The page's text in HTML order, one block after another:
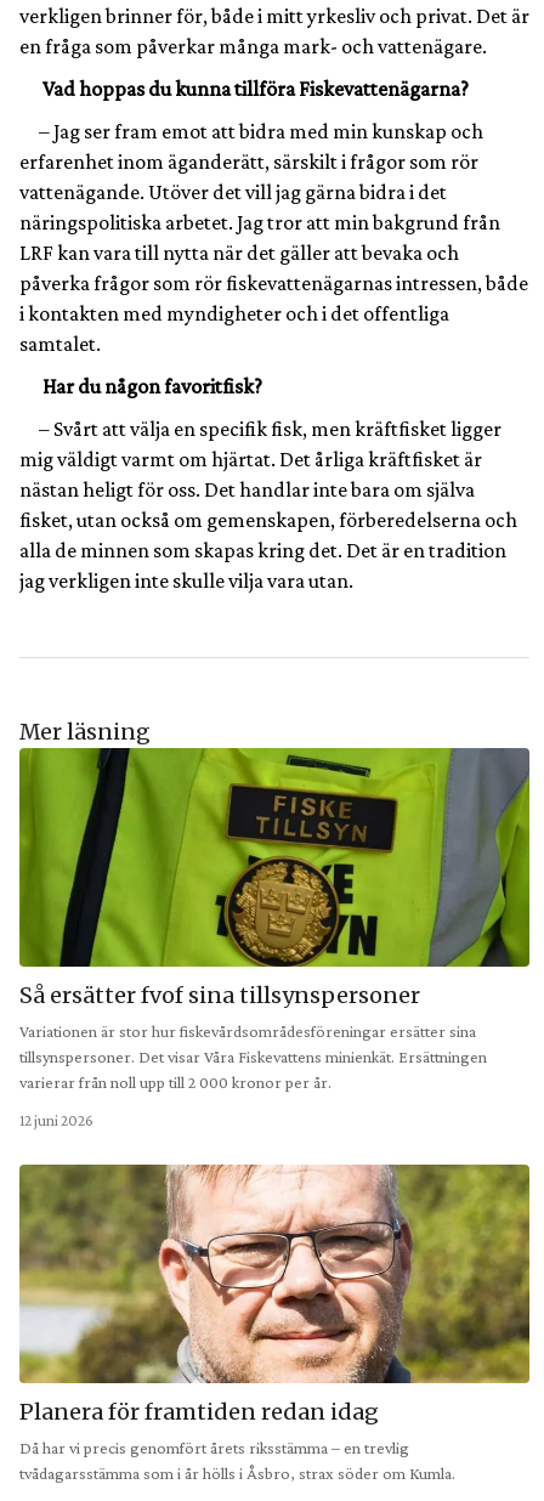
verkligen brinner för, både i mitt yrkesliv och privat. Det är
en fråga som påverkar många mark- och vattenägare.
Vad hoppas du kunna tillföra Fiskevattenägarna?
– Jag ser fram emot att bidra med min kunskap och
erfarenhet inom äganderätt, särskilt i frågor som rör
vattenägande. Utöver det vill jag gärna bidra i det
näringspolitiska arbetet. Jag tror att min bakgrund från
LRF kan vara till nytta när det gäller att bevaka och
påverka frågor som rör fiskevattenägarnas intressen, både
i kontakten med myndigheter och i det offentliga
samtalet.
Har du någon favoritfisk?
– Svårt att välja en specifik fisk, men kräftfisket ligger
mig väldigt varmt om hjärtat. Det årliga kräftfisket är
nästan heligt för oss. Det handlar inte bara om själva
fisket, utan också om gemenskapen, förberedelserna och
alla de minnen som skapas kring det. Det är en tradition
jag verkligen inte skulle vilja vara utan.
Mer läsning
Så ersätter fvof sina tillsynspersoner
Variationen är stor hur fiskevårdsområdesföreningar ersätter sina
tillsynspersoner. Det visar Våra Fiskevattens minienkät. Ersättningen
varierar från noll upp till 2 000 kronor per år.
12 juni 2026
Planera för framtiden redan idag
Då har vi precis genomfört årets riksstämma – en trevlig
tvådagarsstämma som i år hölls i Åsbro, strax söder om Kumla.